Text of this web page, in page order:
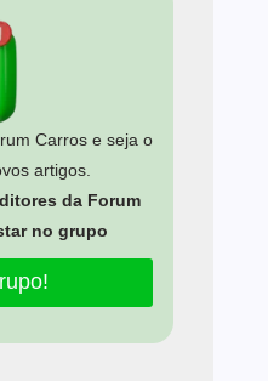
Carros e seja o
artigos.
da Forum
no grupo